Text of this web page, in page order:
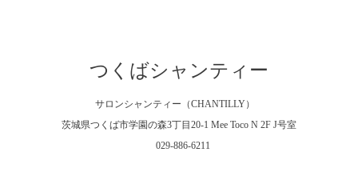
つくばシャンティー
サロンシャンティー（CHANTILLY）
茨城県つくば市学園の森3丁目20-1 Mee Toco N 2F J号室
029-886-6211